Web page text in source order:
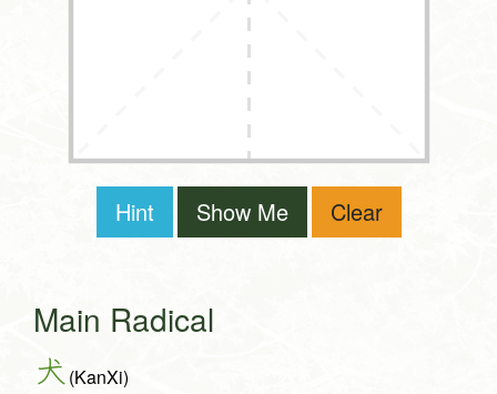
Hint Show Me Clear
Main Radical
犬(KanXi)